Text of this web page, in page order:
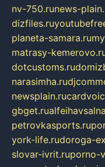
nv-750.runews-
dizfiles.ru
planeta-samara.ru
matrasy-
dotcustoms.ru
narasimha.ru
newsplain.ru
gbget.ru
petrovkasports.ru
york-life.rudoroga-
slovar-ivrit.ruporno-